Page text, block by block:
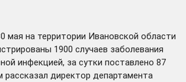
мая на территории Ивановской области
1900 случаев заболевания
инфекцией, за сутки поставлено 87
рассказал директор департамента